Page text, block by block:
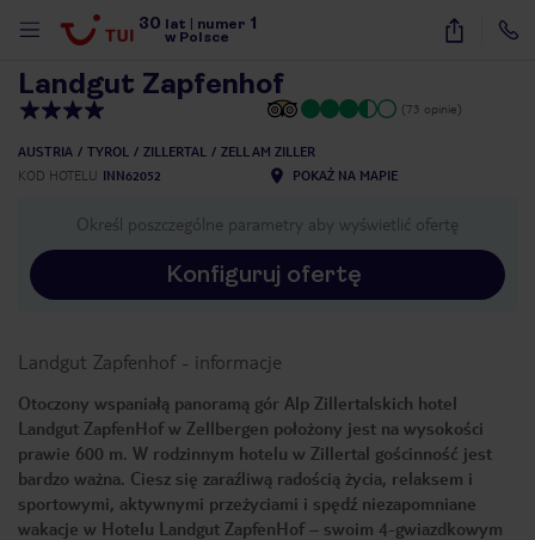
30 lat numer 1
w Polsce
12
Landgut Zapfenhof
(73 opinie)
AUSTRIA TYROL ZILLERTAL
ZELL AM ZILLER
KOD HOTELU INN62052 POKAŻ NA MAPIE
Określ poszczególne parametry aby wyświetlić ofertę
Konfiguruj ofertę
Landgut Zapfenhof- informacje
Otoczony wspaniałą panoramą gór Alp Zillertalskich hotel
Landgut ZapfenHof w Zellbergen położony jest na wysokości
prawie 600 m. W rodzinnym hotelu w Zillertal gościnność jest
bardzo ważna. Ciesz się zaraźliwą radością życia, relaksem i
sportowymi, aktywnymi przeżyciami i spędź niezapomniane
wakacje w Hotelu Landgut ZapfenHof – swoim 4-gwiazdkowym